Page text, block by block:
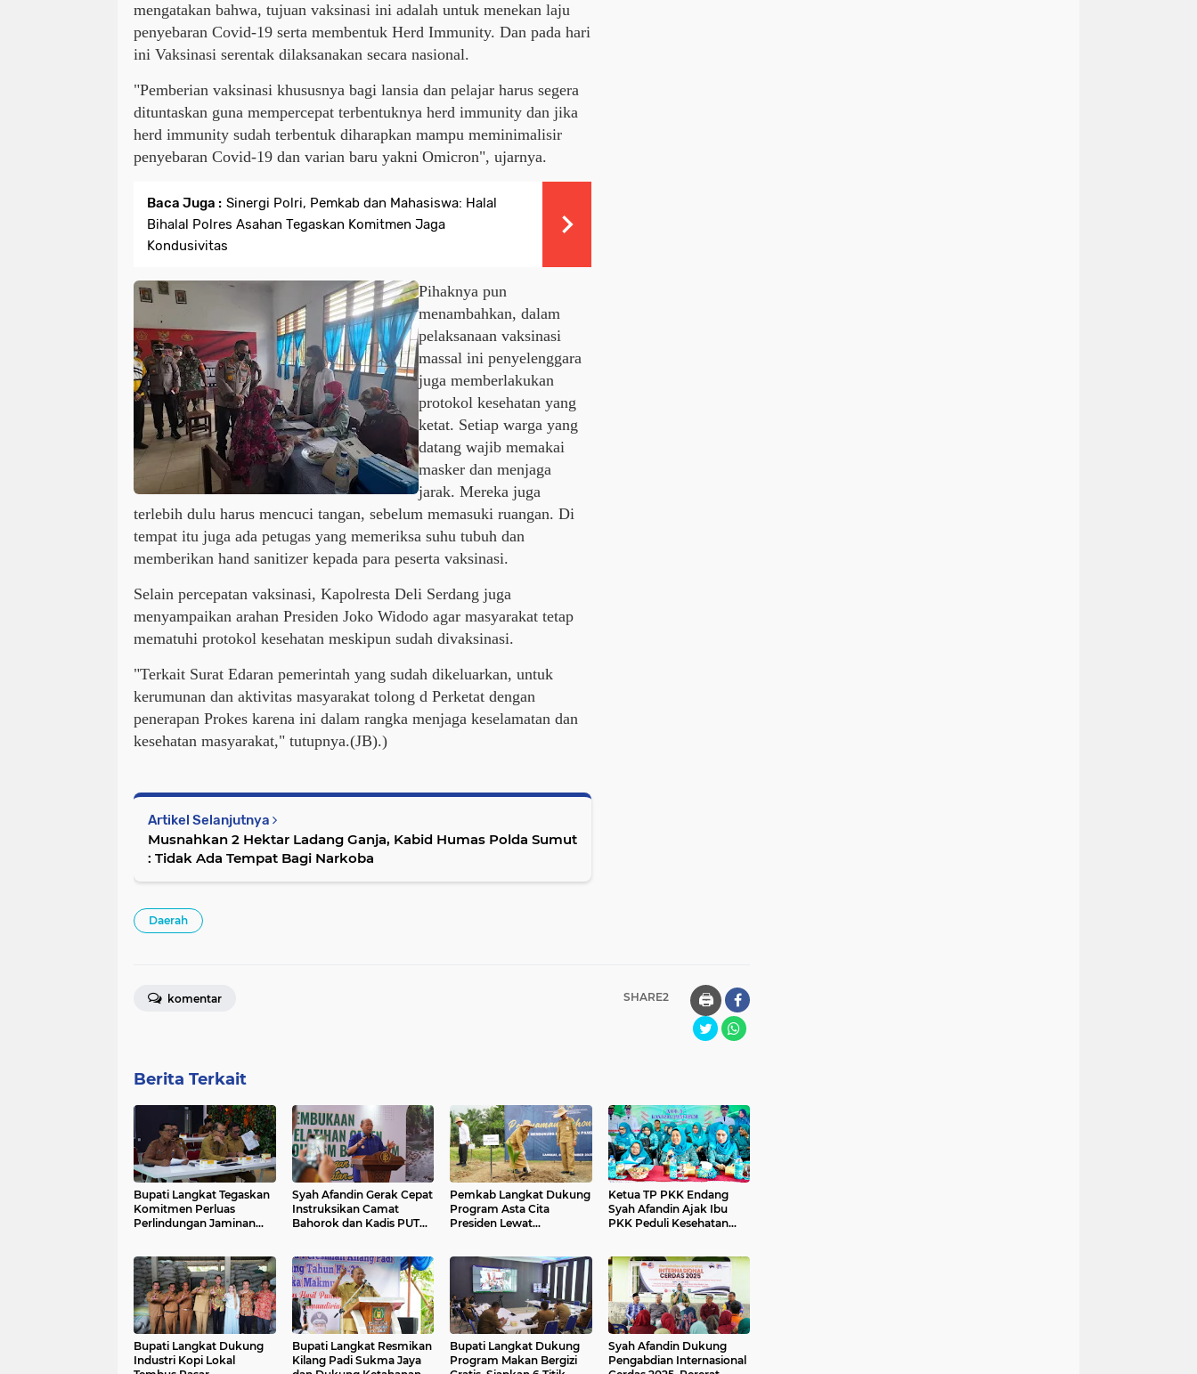
mengatakan bahwa, tujuan vaksinasi ini adalah untuk menekan laju
penyebaran Covid-19 serta membentuk Herd Immunity. Dan pada hari
ini Vaksinasi serentak dilaksanakan secara nasional.
"Pemberian vaksinasi khususnya bagi lansia dan pelajar harus segera
dituntaskan guna mempercepat terbentuknya herd immunity dan jika
herd immunity sudah terbentuk diharapkan mampu meminimalisir
penyebaran Covid-19 dan varian baru yakni Omicron", ujarnya.
Baca Juga : Sinergi Polri, Pemkab dan Mahasiswa: Halal
Bihalal Polres Asahan Tegaskan Komitmen Jaga
Kondusivitas
Pihaknya pun
menambahkan, dalam
pelaksanaan vaksinasi
massal ini penyelenggara
juga memberlakukan
protokol kesehatan yang
ketat. Setiap warga yang
datang wajib memakai
masker dan menjaga
jarak. Mereka juga
terlebih dulu harus mencuci tangan, sebelum memasuki ruangan. Di
tempat itu juga ada petugas yang memeriksa suhu tubuh dan
memberikan hand sanitizer kepada para peserta vaksinasi.
Selain percepatan vaksinasi, Kapolresta Deli Serdang juga
menyampaikan arahan Presiden Joko Widodo agar masyarakat tetap
mematuhi protokol kesehatan meskipun sudah divaksinasi.
"Terkait Surat Edaran pemerintah yang sudah dikeluarkan, untuk
kerumunan dan aktivitas masyarakat tolong d Perketat dengan
penerapan Prokes karena ini dalam rangka menjaga keselamatan dan
kesehatan masyarakat," tutupnya.(JB).)
Artikel Selanjutnya
Musnahkan 2 Hektar Ladang Ganja, Kabid Humas Polda Sumut
: Tidak Ada Tempat Bagi Narkoba
Daerah
SHARE2 🖨️
komentar
Berita Terkait
Bupati Langkat Tegaskan
Komitmen Perluas
Perlindungan Jaminan
Syah Afandin Gerak Cepat
Instruksikan Camat
Bahorok dan Kadis PUTR
Pemkab Langkat Dukung
Program Asta Cita
Presiden Lewat
Ketua TP PKK Endang
Syah Afandin Ajak Ibu
PKK Peduli Kesehatan
Bupati Langkat Dukung
Industri Kopi Lokal
Bupati Langkat Resmikan
Kilang Padi Sukma Jaya
Bupati Langkat Dukung
Program Makan Bergizi
Syah Afandin Dukung
Pengabdian Internasional